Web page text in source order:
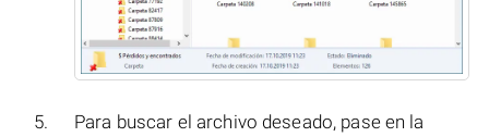
Para buscar el archivo deseado, pase en la